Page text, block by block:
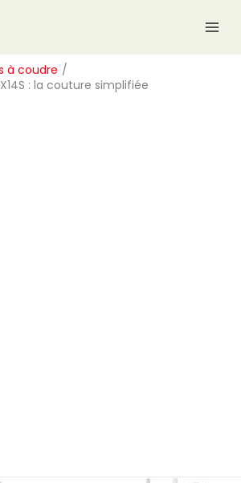
à coudre
: la couture simplifiée